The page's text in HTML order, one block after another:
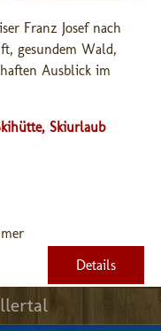
Franz Josef nach
gesundem Wald,
Ausblick im
Skiurlaub
Details